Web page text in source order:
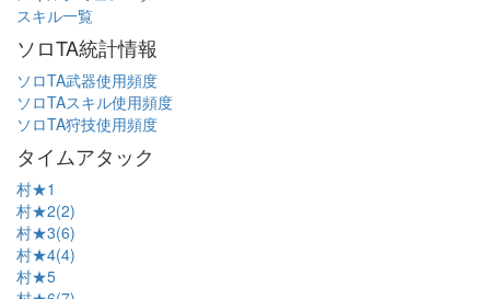
スキル一覧
ソロTA統計情報
ソロTA武器使用頻度
ソロTAスキル使用頻度
ソロTA狩技使用頻度
タイムアタック
村★1
村★2(2)
村★3(6)
村★4(4)
村★5